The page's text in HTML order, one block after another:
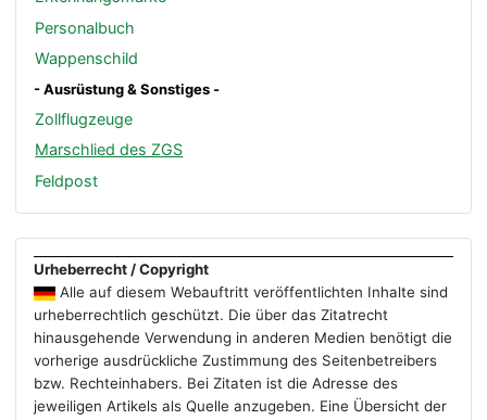
Personalbuch
Wappenschild
- Ausrüstung & Sonstiges -
Zollflugzeuge
Marschlied des ZGS
Feldpost
Urheberrecht / Copyright
Alle auf diesem Webauftritt veröffentlichten Inhalte sind
urheberrechtlich geschützt. Die über das Zitatrecht
hinausgehende Verwendung in anderen Medien benötigt die
vorherige ausdrückliche Zustimmung des Seitenbetreibers
bzw. Rechteinhabers. Bei Zitaten ist die Adresse des
jeweiligen Artikels als Quelle anzugeben. Eine Übersicht der